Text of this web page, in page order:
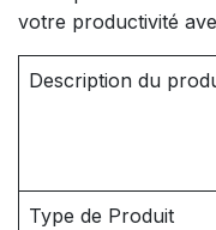
votre productivité
Description du
Type de Produit